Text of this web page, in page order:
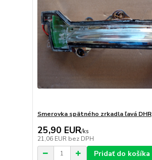
Smerovka spätného zrkadla ľavá DHR
25,90 EUR/ks
21,06 EUR bez DPH
Pridať do košíka